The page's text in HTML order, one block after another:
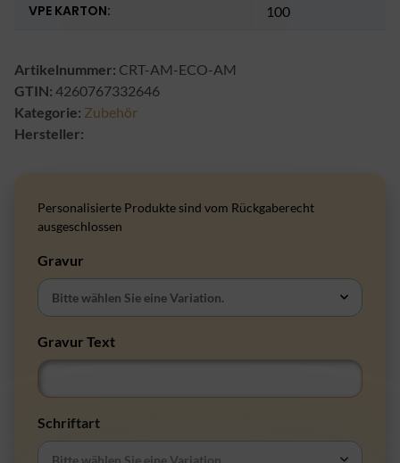
VPE KARTON: 100
Artikelnummer: CRT-AM-ECO-AM
GTIN: 4260767332646
Kategorie: Zubehör
Hersteller:
Personalisierte Produkte sind vom Rückgaberecht
ausgeschlossen
Gravur
Bitte wählen Sie eine Variation.
Gravur Text
Gravur Text
Schriftart
Bitte wählen Sie eine Variation.